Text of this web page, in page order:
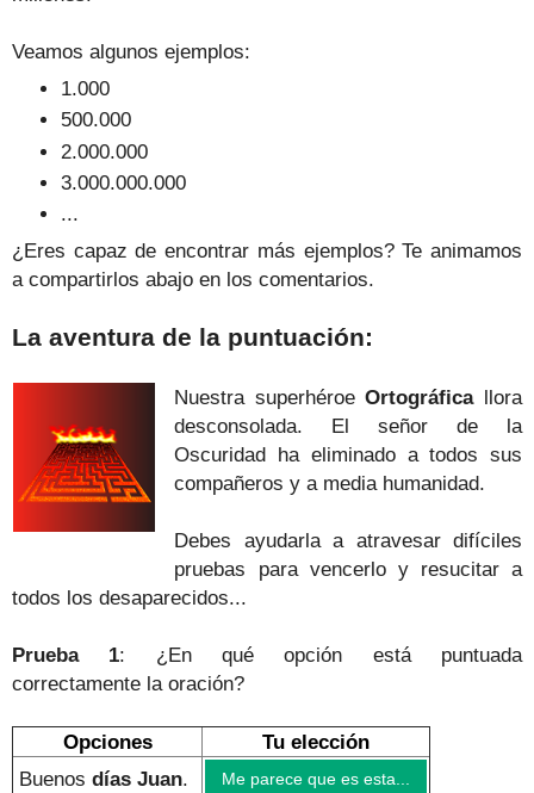
Veamos algunos ejemplos:
1.000
500.000
2.000.000
3.000.000.000
...
¿Eres capaz de encontrar más ejemplos? Te animamos
a compartirlos abajo en los comentarios.
La aventura de la puntuación:
Nuestra superhéroeOrtográficallora
desconsolada. El señor de la
Oscuridad ha eliminado a todos sus
compañeros y a media humanidad.
Debes ayudarla a atravesar difíciles
pruebas para vencerlo y resucitar a
todos los desaparecidos...
Prueba 1: ¿En qué opción está puntuada
correctamente la oración?
Opciones
Tu elección
Buenos días Juan. Me parece que es esta...